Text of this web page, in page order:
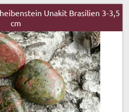
Unakit Brasilien 3-3,5
cm